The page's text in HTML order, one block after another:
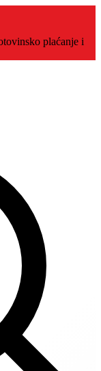
plaćanje i